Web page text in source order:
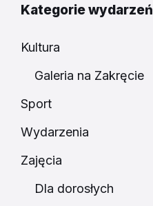
Kategorie wydarzeń
Kultura
Galeria na Zakręcie
Sport
Wydarzenia
Zajęcia
Dla dorosłych